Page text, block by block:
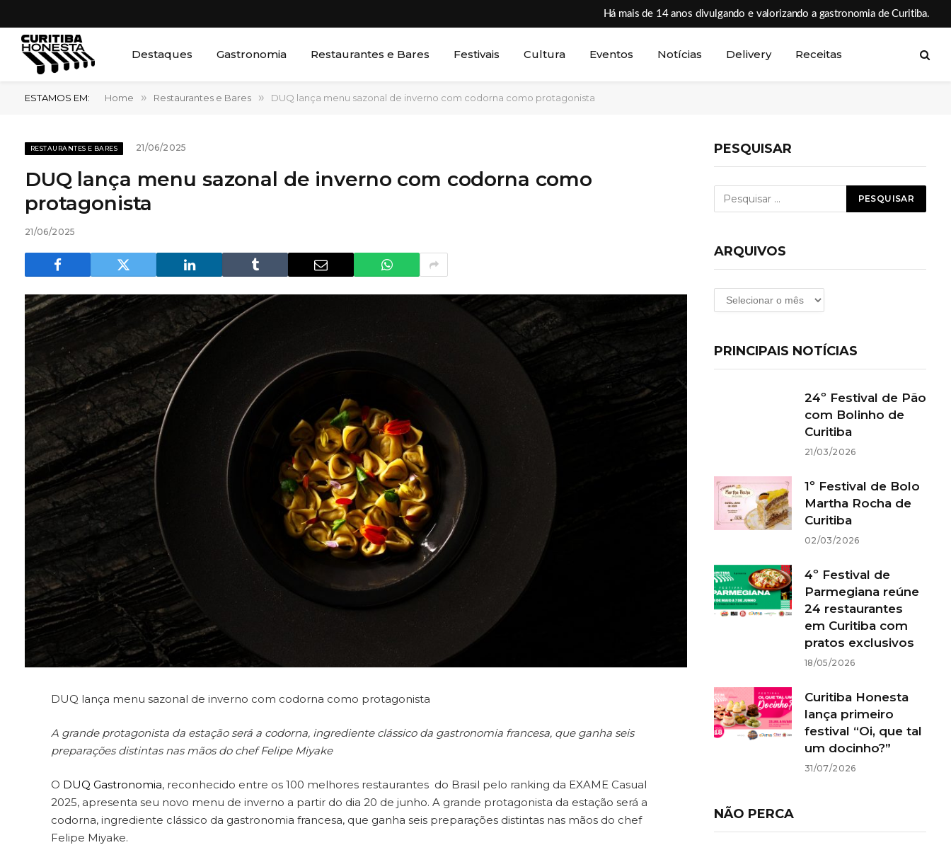
Há mais de 14 anos divulgando e valorizando a gastronomia de Curitiba.
Destaques Gastronomia Restaurantes e Bares Festivais Cultura Eventos Notícias Delivery Receitas
ESTAMOS EM: Home » Restaurantes e Bares » DUQ lança menu sazonal de inverno com codorna como protagonista
RESTAURANTES E BARES 21/06/2025
DUQ lança menu sazonal de inverno com codorna como
protagonista
21/06/2025
DUQ lança menu sazonal de inverno com codorna como protagonista
A grande protagonista da estação será a codorna, ingrediente clássico da gastronomia francesa, que ganha seis
preparações distintas nas mãos do chef Felipe Miyake
O DUQ Gastronomia, reconhecido entre os 100 melhores restaurantes do Brasil pelo ranking da EXAME Casual
2025, apresenta seu novo menu de inverno a partir do dia 20 de junho. A grande protagonista da estação será a
codorna, ingrediente clássico da gastronomia francesa, que ganha seis preparações distintas nas mãos do chef
Felipe Miyake.
PESQUISAR
ARQUIVOS
Arquivos
PRINCIPAIS NOTÍCIAS
24º Festival de Pão
com Bolinho de
Curitiba
21/03/2026
1º Festival de Bolo
Martha Rocha de
Curitiba
02/03/2026
4º Festival de
Parmegiana reúne
24 restaurantes
em Curitiba com
pratos exclusivos
18/05/2026
Curitiba Honesta
lança primeiro
festival “Oi, que tal
um docinho?”
31/07/2026
NÃO PERCA